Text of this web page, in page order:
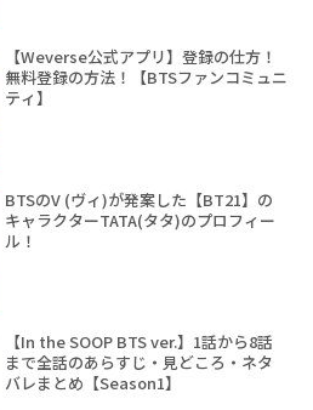
【Weverse公式アプリ】登録の仕方！
無料登録の方法！【BTSファンコミュニ
ティ】
BTSのV (ヴィ)が発案した【BT21】の
キャラクターTATA(タタ)のプロフィー
ル！
【In the SOOP BTS ver.】1話から8話
まで全話のあらすじ・見どころ・ネタ
バレまとめ【Season1】